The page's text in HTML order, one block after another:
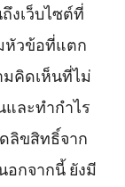
งเว็บไซต์ที่
หัวข้อที่แตก
คิดเห็นที่ไม่
ละทำกำไร
ลิขสิทธิ์จาก
อกจากนี้ ยังมี